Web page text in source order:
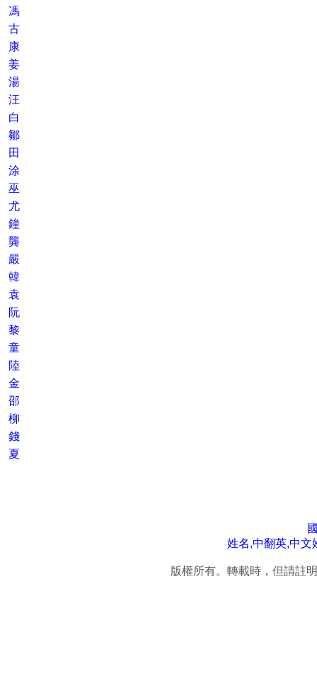
馮
古
康
姜
湯
汪
白
鄒
田
涂
巫
尤
鐘
龔
嚴
韓
袁
阮
黎
童
陸
金
邵
柳
錢
夏
姓名,中翻英,中文
版權所有。轉載時，但請註